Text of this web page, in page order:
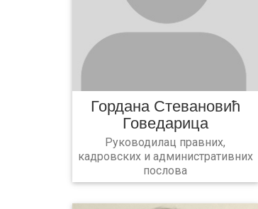
Гордана Стевановић
Говедарица
Руководилац правних,
кадровских и административних
послова